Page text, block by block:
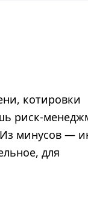
котировки
риск-
минусов —
для